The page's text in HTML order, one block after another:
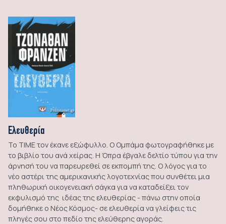
Ελευθερία
Το ΤΙΜΕ τον έκανε εξώφυλλο. Ο Ομπάμα φωτογραφήθηκε με
το βιβλίο του ανά χείρας. Η Όπρα έβγαλε δελτίο τύπου για την
άρνησή του να παρευρεθεί σε εκπομπή της. Ο λόγος για το
νέο αστέρι της αμερικανικής λογοτεχνίας που συνθέτει μια
πληθωρική οικογενειακή σάγκα για να καταδείξει τον
εκφυλισμό της ιδέας της ελευθερίας - πάνω στην οποία
δομήθηκε ο Νέος Κόσμος- σε ελευθερία να γλείφεις τις
πληγές σου στο πεδίο της ελεύθερης αγοράς.